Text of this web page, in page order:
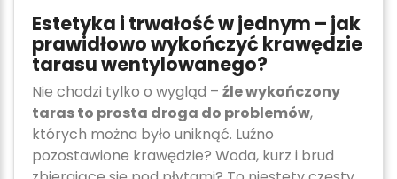
Estetyka i trwałość w jednym – jak
prawidłowo wykończyć krawędzie
tarasu wentylowanego?
Nie chodzi tylko o wygląd – źle wykończony
taras to prosta droga do problemów,
których można było uniknąć. Luźno
pozostawione krawędzie? Woda, kurz i brud